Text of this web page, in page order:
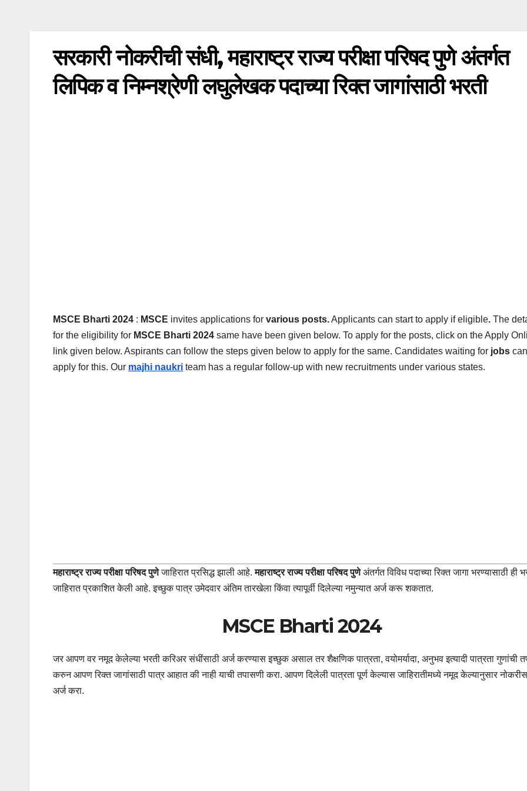
सरकारी नोकरीची संधी, महाराष्ट्र राज्य परीक्षा परिषद पुणे अंतर्गत
लिपिक व निम्नश्रेणी लघुलेखक पदाच्या रिक्त जागांसाठी भरती
MSCE Bharti 2024 : MSCE invites applications for various posts.Applicants can start to apply if eligible. The
for the eligibility for MSCE Bharti 2024 same have been given below. To apply for the posts, click on the Apply
link given below. Aspirants can follow the steps given below to apply for the same. Candidates waiting for jobs can
apply for this. Our majhi naukri team has a regular follow-up with new recruitments under various states.
महाराष्ट्र राज्य परीक्षा परिषद पुणेजाहिरात प्रसिद्ध झाली आहे.महाराष्ट्र राज्य परीक्षा परिषद पुणेअंतर्गत विविध पदाच्या रिक्त जागा भरण्यासाठी ही
जाहिरात प्रकाशित केली आहे. इच्छुक पात्र उमेदवार अंतिम तारखेला किंवा त्यापूर्वी दिलेल्या नमुन्यात अर्ज करू शकतात.
MSCE Bharti 2024
जर आपण वर नमूद केलेल्या भरती करिअर संधींसाठी अर्ज करण्यास इच्छुक असाल तर शैक्षणिक पात्रता, वयोमर्यादा, अनुभव इत्यादी पात्रता गुणांची
करुन आपण रिक्त जागांसाठी पात्र आहात की नाही याची तपासणी करा. आपण दिलेली पात्रता पूर्ण केल्यास जाहिरातीमध्ये नमूद केल्यानुसार
अर्ज करा.